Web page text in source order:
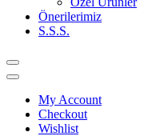
Önerilerimiz
S.S.S.
My Account
Checkout
Wishlist